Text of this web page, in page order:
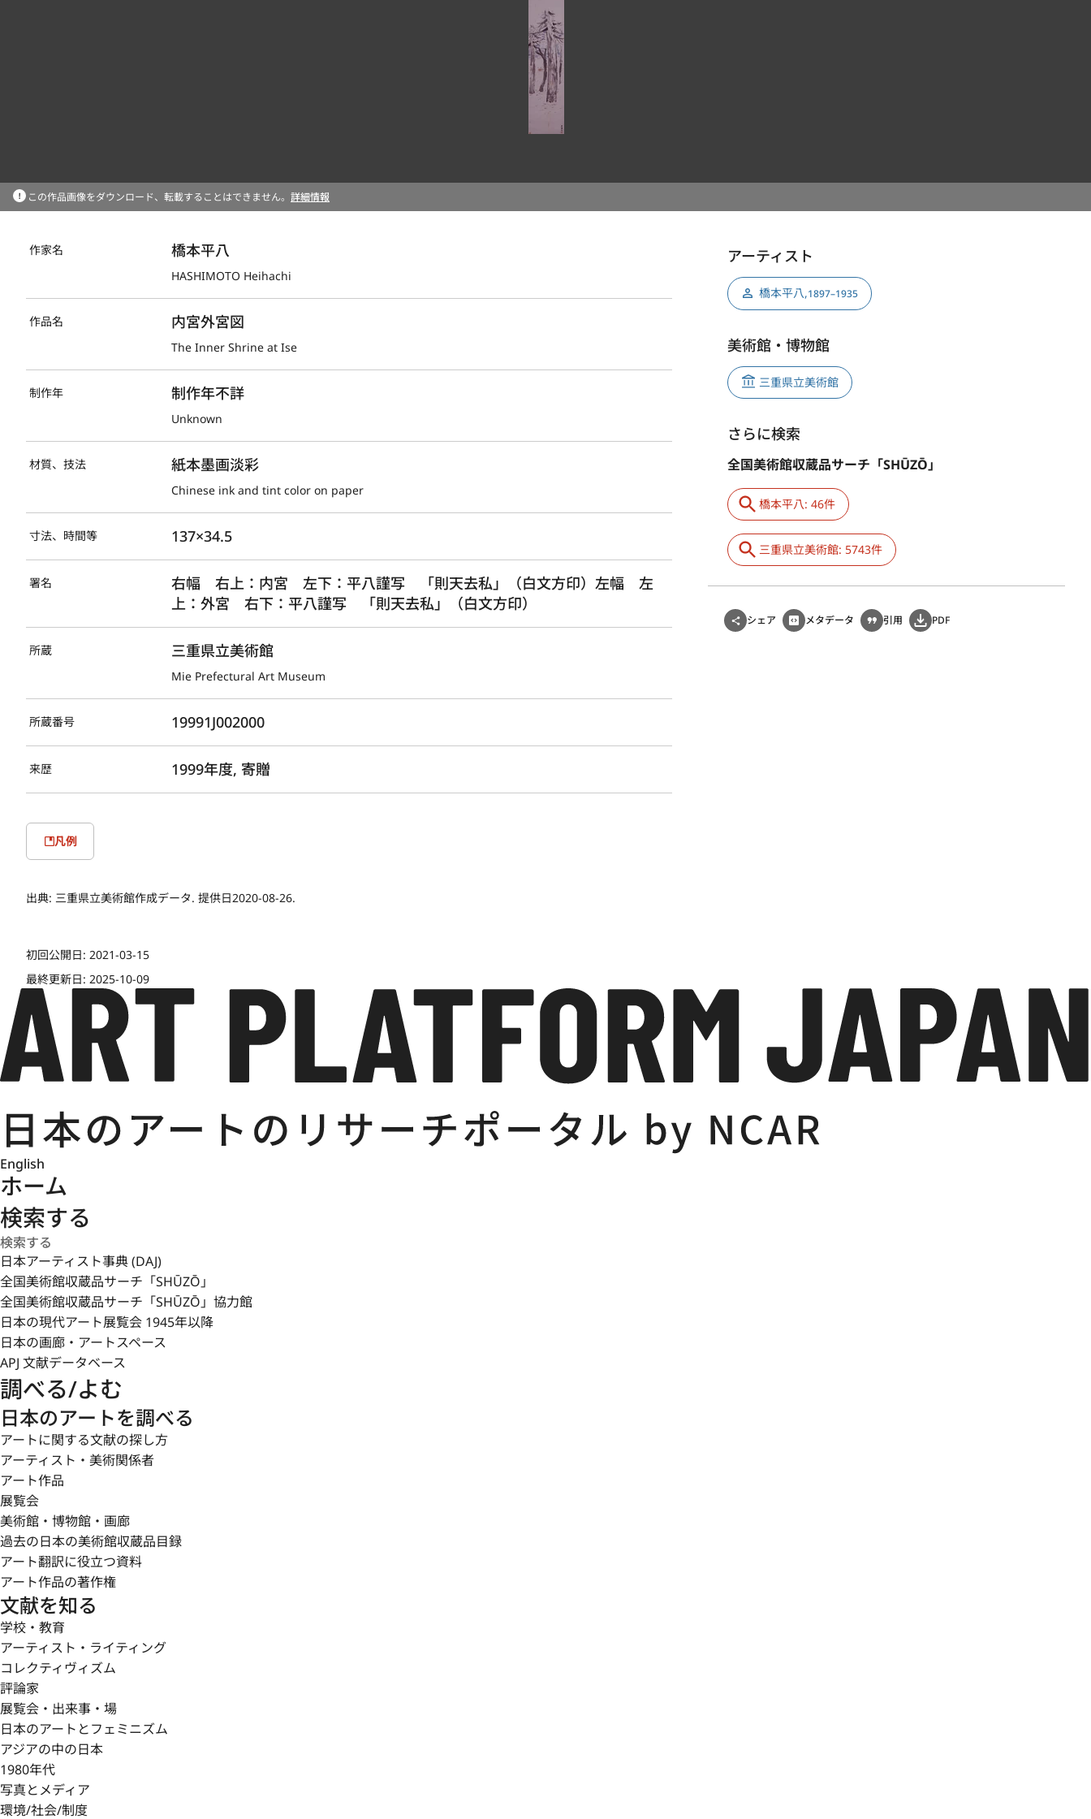
この作品画像をダウンロード、転載することはできません。 詳細情報
作家名 橋本平八
HASHIMOTO Heihachi
作品名 内宮外宮図
The Inner Shrine at Ise
制作年 制作年不詳
Unknown
材質、技法 紙本墨画淡彩
Chinese ink and tint color on paper
寸法、時間等 137×34.5
署名
右幅　右上：内宮　左下：平八謹写　「則天去私」（白文方印）左幅　左
上：外宮　右下：平八謹写　「則天去私」（白文方印）
所蔵 三重県立美術館
Mie Prefectural Art Museum
所蔵番号 19991J002000
来歴 1999年度, 寄贈
凡例
出典: 三重県立美術館作成データ. 提供日2020-08-26.
初回公開日: 2021-03-15
最終更新日: 2025-10-09
アーティスト
橋本平八,1897–1935
美術館・博物館
三重県立美術館
さらに検索
全国美術館収蔵品サーチ「SHŪZŌ」
橋本平八: 46件
三重県立美術館: 5743件
シェア メタデータ 引用 PDF
English
ホーム
検索する
日本アーティスト事典 (DAJ)
全国美術館収蔵品サーチ「SHŪZŌ」
全国美術館収蔵品サーチ「SHŪZŌ」協力館
日本の現代アート展覧会 1945年以降
日本の画廊・アートスペース
APJ 文献データベース
調べる/よむ
日本のアートを調べる
アートに関する文献の探し方
アーティスト・美術関係者
アート作品
展覧会
美術館・博物館・画廊
過去の日本の美術館収蔵品目録
アート翻訳に役立つ資料
アート作品の著作権
文献を知る
学校・教育
アーティスト・ライティング
コレクティヴィズム
評論家
展覧会・出来事・場
日本のアートとフェミニズム
アジアの中の日本
1980年代
写真とメディア
環境/社会/制度